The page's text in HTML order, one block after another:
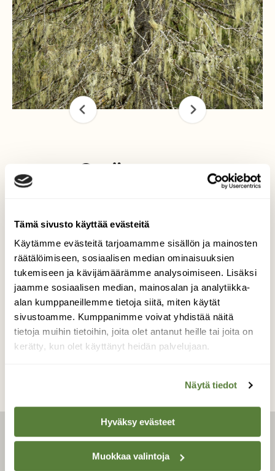
Tämä sivusto käyttää evästeitä
Käytämme evästeitä tarjoamamme sisällön ja mainosten
räätälöimiseen, sosiaalisen median ominaisuuksien
tukemiseen ja kävijämäärämme analysoimiseen. Lisäksi
jaamme sosiaalisen median, mainosalan ja analytiikka-
alan kumppaneillemme tietoja siitä, miten käytät
sivustoamme. Kumppanimme voivat yhdistää näitä
tietoja muihin tietoihin, joita olet antanut heille tai joita on
kerätty, kun olet käyttänyt heidän palvelujaan.
Näytä tiedot
Hyväksy evästeet
Muokkaa valintoja
Syötteen
Syötteen kansallispuiston polkujen varrella
on paljon naavaisia havupuita. Tässä
kuvassa yksi sellainen.
Kuvaaja: Matti Lakanen
Kilpailun etusivulle
LEHTI